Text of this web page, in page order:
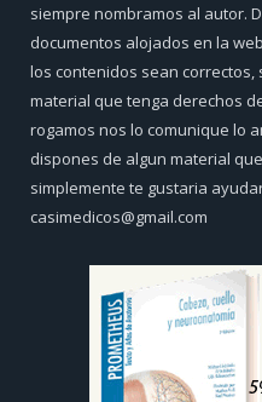
siempre nombramos al autor.
documentos alojados en la
los contenidos sean
material que tenga derechos
rogamos nos lo comunique lo
dispones de algun material
simplemente te gustaria
casimedicos@gmail.com